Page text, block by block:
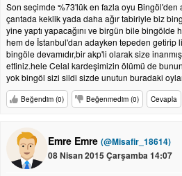
Son seçimde %73'lük en fazla oyu Bingöl'den
çantada keklik yada daha ağır tabiriyle biz
yine yaptı yapacağını ve birgün bile bingölde
hem de İstanbul'dan adayken tepeden getirip
bingöle devamıdır,bir akp'li olarak size
ettiniz.hele Celal kardeşimizin ölümü de
yok bingöl sizi sildi sizde unutun buradaki
Beğendim (0) Beğenmedim (0) Cevapla
Emre Emre (@Misafir_18614)
08 Nisan 2015 Çarşamba 14:07